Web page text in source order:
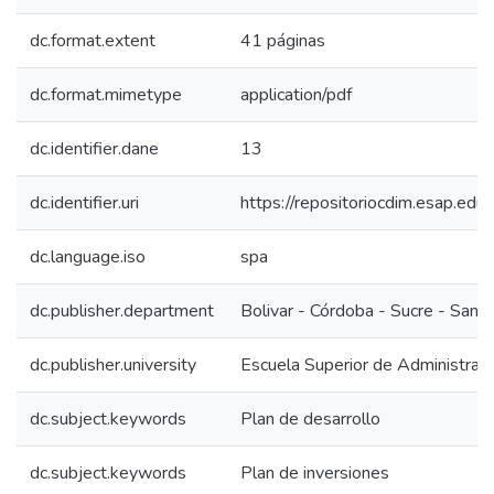
dc.format.extent 41 páginas
dc.format.mimetype application/pdf
dc.identifier.dane 13
dc.identifier.uri https://
dc.language.iso spa
dc.publisher.department Bolivar - Córdoba - Sucre - San
dc.publisher.university Escuela Superior de
dc.subject.keywords Plan de desarrollo
dc.subject.keywords Plan de inversiones